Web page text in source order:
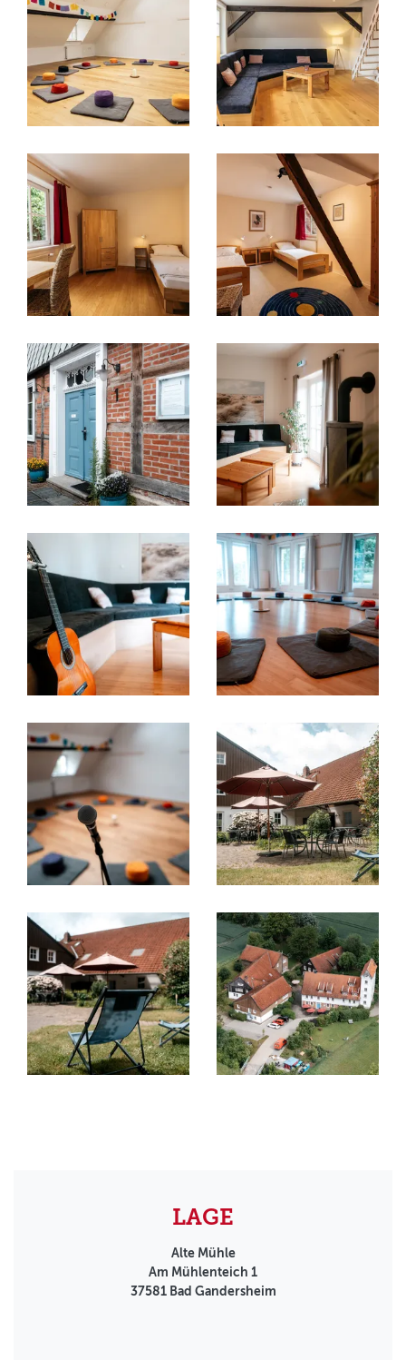
LAGE
Alte Mühle
Am Mühlenteich 1
37581 Bad Gandersheim